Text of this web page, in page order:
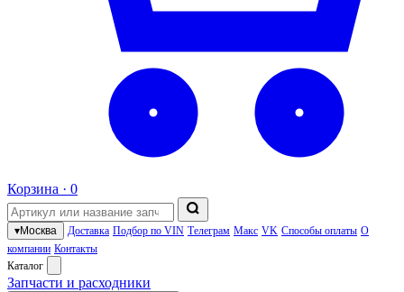
Корзина · 0
▾Москва Доставка Подбор по VIN Телеграм Макс VK Способы оплаты О
компании Контакты
Каталог
Запчасти и расходники